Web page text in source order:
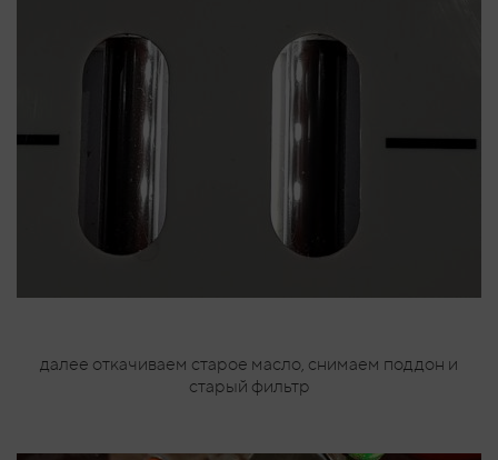
далее откачиваем старое масло, снимаем поддон и
старый фильтр